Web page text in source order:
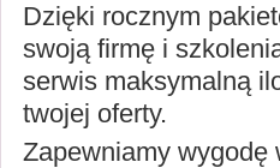
Dzięki rocznym
swoją firmę i
serwis maksymalną
twojej oferty.
Zapewniamy wygodę